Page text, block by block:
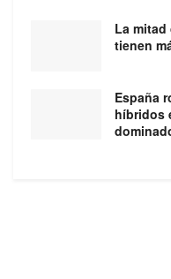
La
tienen
España
híbridos